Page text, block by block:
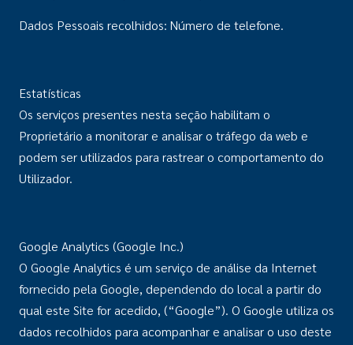
Dados Pessoais recolhidos: Número de telefone.
Estatísticas
Os serviços presentes nesta seção habilitam o
Proprietário a monitorar e analisar o tráfego da web e
podem ser utilizados para rastrear o comportamento do
Utilizador.
Google Analytics (Google Inc.)
O Google Analytics é um serviço de análise da Internet
fornecido pela Google, dependendo do local a partir do
qual este Site for acedido, (“Google”). O Google utiliza os
dados recolhidos para acompanhar e analisar o uso deste